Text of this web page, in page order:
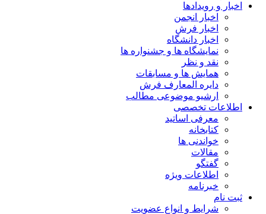
اخبار و رویدادها
اخبار انجمن
اخبار فرش
اخبار دانشگاه
نمایشگاه ها و جشنواره ها
نقد و نظر
همایش ها و مسابقات
دایره المعارف فرش
ارشیو موضوعی مطالب
اطلاعات تخصصی
معرفی اساتید
کتابخانه
خواندنی ها
مقالات
گفتگو
اطلاعات ویژه
خبرنامه
ثبت نام
شرایط و انواع عضویت